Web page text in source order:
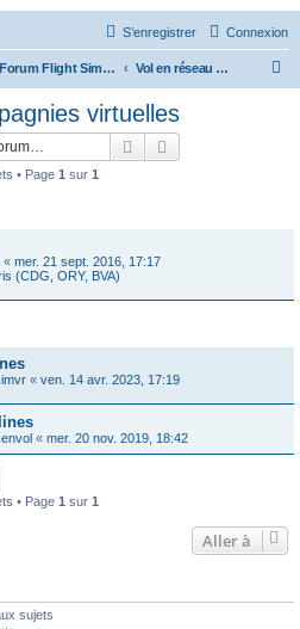
Connexion
S’enregistrer
Forum Flight Simulator Vol en réseau et compagnies virtuelles
virtuelles
Rechercher
• Page 1 sur 1
« mer. 21 sept. 2016, 17:17
(CDG, ORY, BVA)
« ven. 14 avr. 2023, 17:19
« mer. 20 nov. 2019, 18:42
• Page 1 sur 1
Aller à
sujets